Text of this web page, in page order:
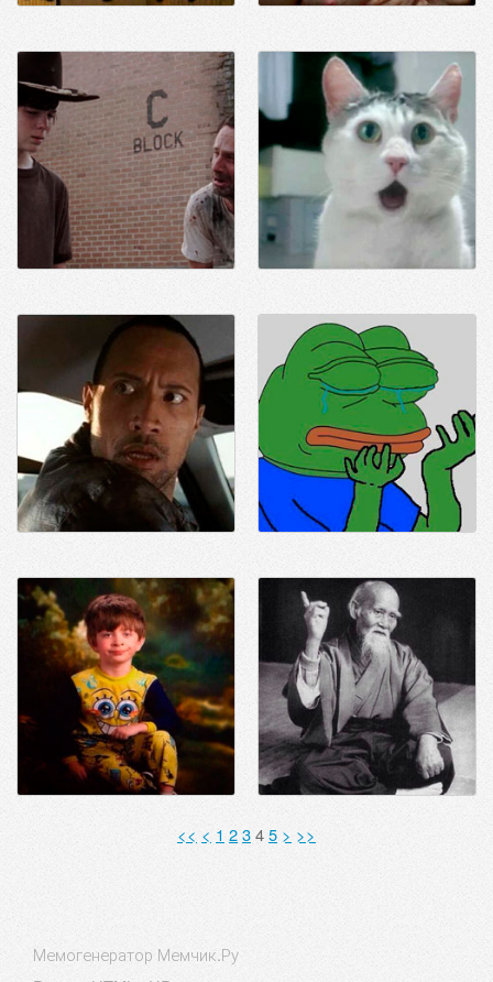
<< < 1 2345 > >>
Мемогенератор Мемчик.Ру